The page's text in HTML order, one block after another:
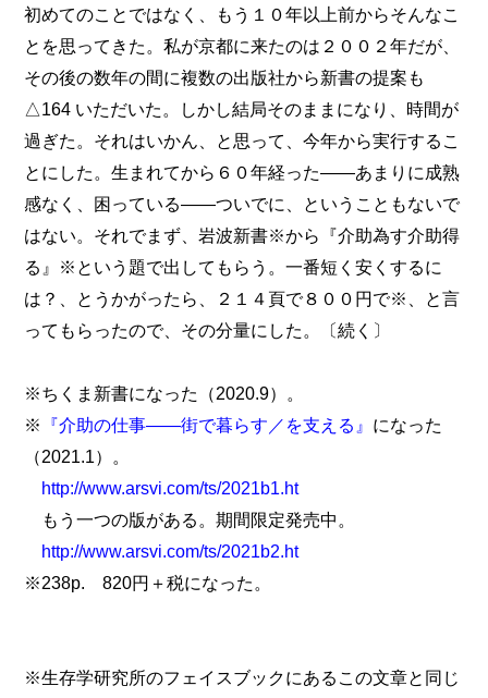
初めてのことではなく、もう１０年以上前からそんなこ
とを思ってきた。私が京都に来たのは２００２年だが、
その後の数年の間に複数の出版社から新書の提案も
△164 いただいた。しかし結局そのままになり、時間が
過ぎた。それはいかん、と思って、今年から実行するこ
とにした。生まれてから６０年経った――あまりに成熟
感なく、困っている――ついでに、ということもないで
はない。それでまず、岩波新書※から『介助為す介助得
る』※という題で出してもらう。一番短く安くするに
は？、とうかがったら、２１４頁で８００円で※、と言
ってもらったので、その分量にした。〔続く〕
※ちくま新書になった（2020.9）。
※
『介助の仕事――街で暮らす／を支える』 になった
（2021.1）。
http://www.arsvi.com/ts/2021b1.ht
もう一つの版がある。期間限定発売中。
http://www.arsvi.com/ts/2021b2.ht
※238p. 820円＋税になった。
※生存学研究所のフェイスブックにあるこの文章と同じ